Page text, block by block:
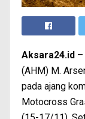
Aksara24.id –
(AHM) M.
pada ajang
Motocross